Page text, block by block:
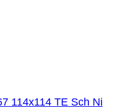
114x114 TE Sch Ni